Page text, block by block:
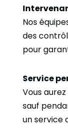
Nos
des
pour
Service
Vous
sauf
un service